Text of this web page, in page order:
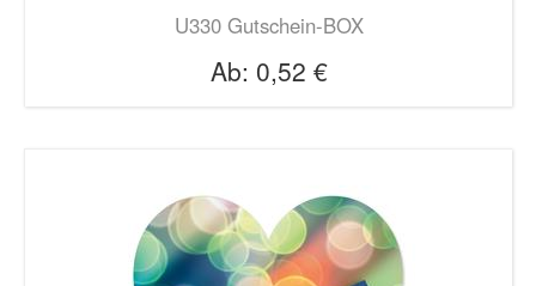
U330 Gutschein-BOX
Ab: 0,52 €